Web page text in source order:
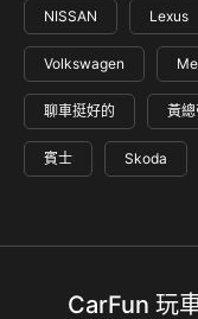
NISSAN Lexus
Volkswagen
聊車挺好的 黃
賓士 Skoda
CarFun 玩